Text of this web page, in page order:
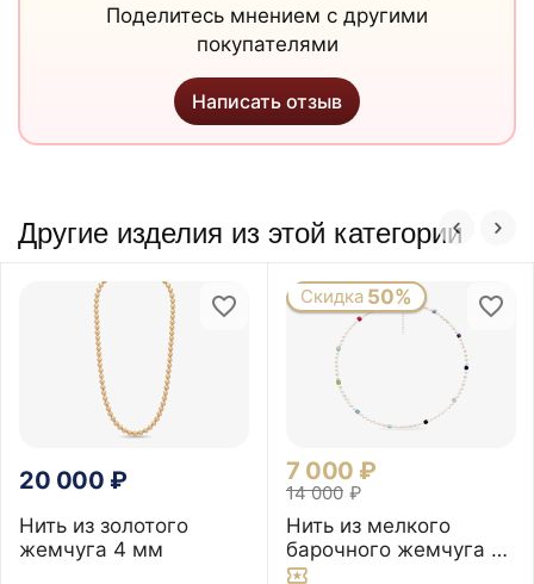
Поделитесь мнением с другими
покупателями
Написать отзыв
Другие изделия из этой категории
20 000 ₽
Нить из золотого
жемчуга 4 мм
Скидка 50%
14 000 ₽
7 000 ₽
Нить из мелкого
барочного жемчуга и
самоцветов, 38 см